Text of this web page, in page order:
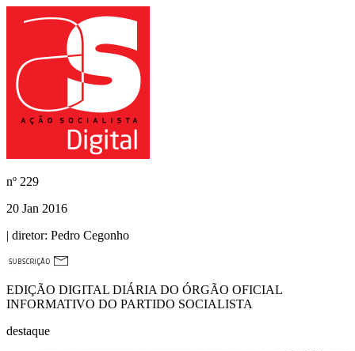
nº 229
20 Jan 2016
| diretor: Pedro Cegonho
EDIÇÃO DIGITAL DIÁRIA DO ÓRGÃO OFICIAL
INFORMATIVO DO PARTIDO SOCIALISTA
destaque